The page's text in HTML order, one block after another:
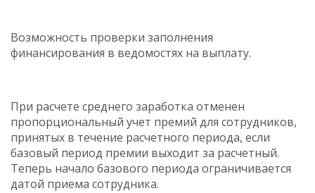
Возможность проверки заполнения
финансирования в ведомостях на выплату.
При расчете среднего заработка отменен
пропорциональный учет премий для сотрудников,
принятых в течение расчетного периода, если
базовый период премии выходит за расчетный.
Теперь начало базового периода ограничивается
датой приема сотрудника.